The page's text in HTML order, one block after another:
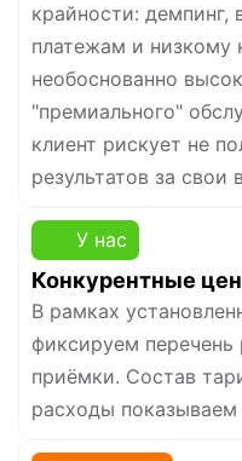
У нас
Конкурентные
В рамках
фиксируем перечень
приёмки. Состав
расходы показываем
крайности:
платежам и низкому
необоснованно
"премиального"
клиент рискует не
результатов за свои